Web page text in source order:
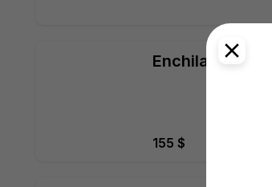
Enchiladas
155 $